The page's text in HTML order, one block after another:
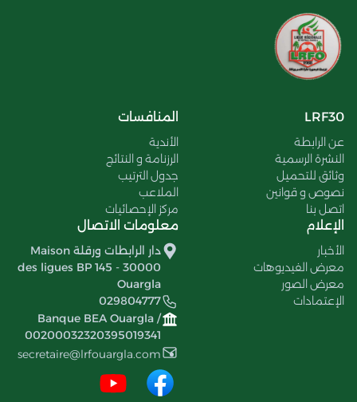
LRF30
عن الرابطة
النشرة الرسمية
وثائق للتحميل
نصوص و قوانين
اتصل بنا
المنافسات
الأندية
الرزنامة و النتائج
جدول الترتيب
الملاعب
مركز الإحصائيات
الإعلام
الأخبار
معرض الفيديوهات
معرض الصور
الإعتمادات
معلومات الاتصال
دار الرابطات ورقلة Maison
des ligues BP 145 - 30000
Ouargla
029804777
Banque BEA Ouargla /
00200032320395019341
secretaire@lrfouargla.com